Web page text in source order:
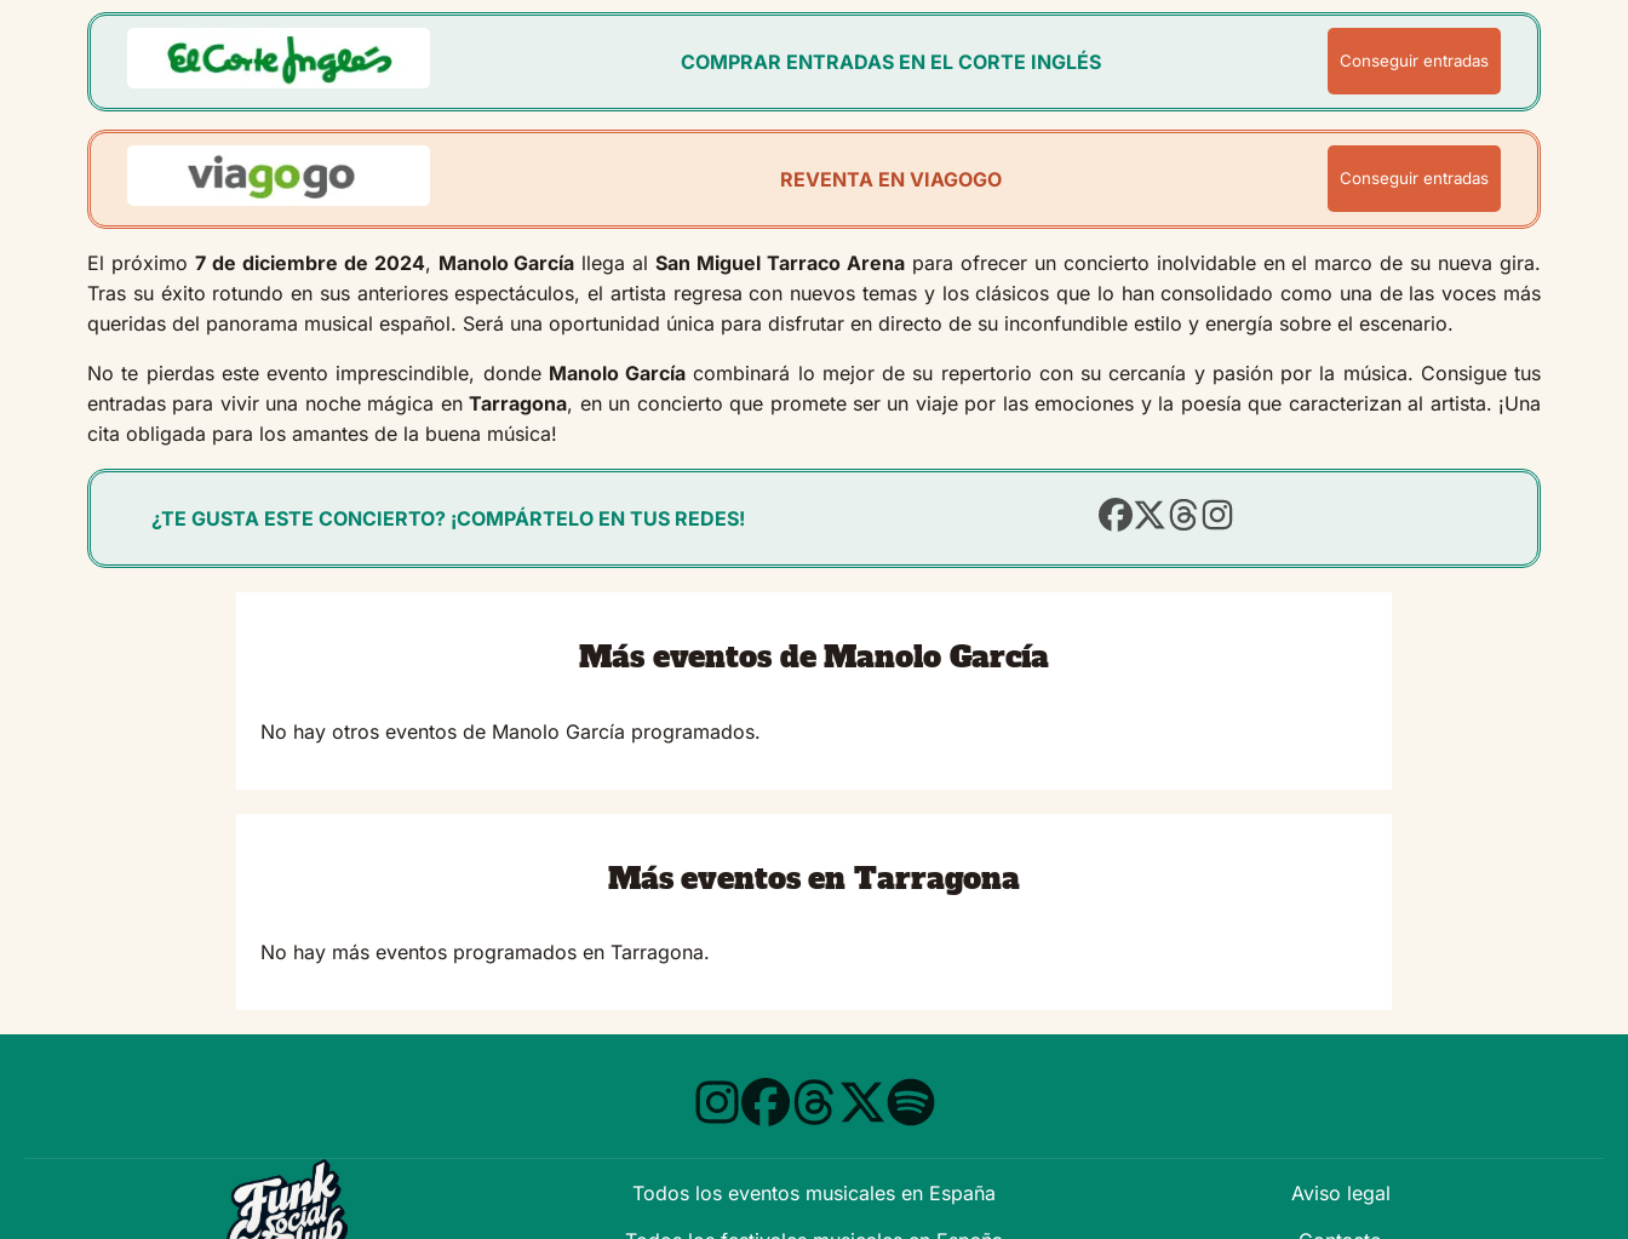
COMPRAR ENTRADAS EN EL CORTE INGLÉS Conseguir entradas
REVENTA EN VIAGOGO Conseguir entradas
El próximo 7 de diciembre de 2024, Manolo García llega alSan Miguel Tarraco Arena para ofrecer un concierto inolvidable en el marco de su nueva gira.
Tras su éxito rotundo en sus anteriores espectáculos, el artista regresa con nuevos temas y los clásicos que lo han consolidado como una de las voces más
queridas del panorama musical español. Será una oportunidad única para disfrutar en directo de su inconfundible estilo y energía sobre el escenario.
No te pierdas este evento imprescindible, donde Manolo García combinará lo mejor de su repertorio con su cercanía y pasión por la música. Consigue tus
entradas para vivir una noche mágica enTarragona, en un concierto que promete ser un viaje por las emociones y la poesía que caracterizan al artista. ¡Una
cita obligada para los amantes de la buena música!
¿TE GUSTA ESTE CONCIERTO? ¡COMPÁRTELO EN TUS REDES!
Más eventos de Manolo García
No hay otros eventos de Manolo García programados.
Más eventos en Tarragona
No hay más eventos programados en Tarragona.
Todos los eventos musicales en España
Aviso legal